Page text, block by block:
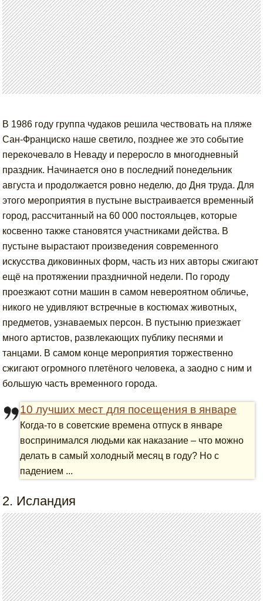
В 1986 году группа чудаков решила чествовать на пляже
Сан-Франциско наше светило, позднее же это событие
перекочевало в Неваду и переросло в многодневный
праздник. Начинается оно в последний понедельник
августа и продолжается ровно неделю, до Дня труда. Для
этого мероприятия в пустыне выстраивается временный
город, рассчитанный на 60 000 постояльцев, которые
косвенно также становятся участниками действа. В
пустыне вырастают произведения современного
искусства диковинных форм, часть из них авторы сжигают
ещё на протяжении праздничной недели. По городу
проезжают сотни машин в самом невероятном обличье,
никого не удивляют встречные в костюмах животных,
предметов, узнаваемых персон. В пустыню приезжает
много артистов, развлекающих публику песнями и
танцами. В самом конце мероприятия торжественно
сжигают огромного плетёного человека, а заодно с ним и
большую часть временного города.
10 лучших мест для посещения в январе
Когда-то в советские времена отпуск в январе
воспринимался людьми как наказание – что можно
делать в самый холодный месяц в году? Но с
падением ...
2. Исландия